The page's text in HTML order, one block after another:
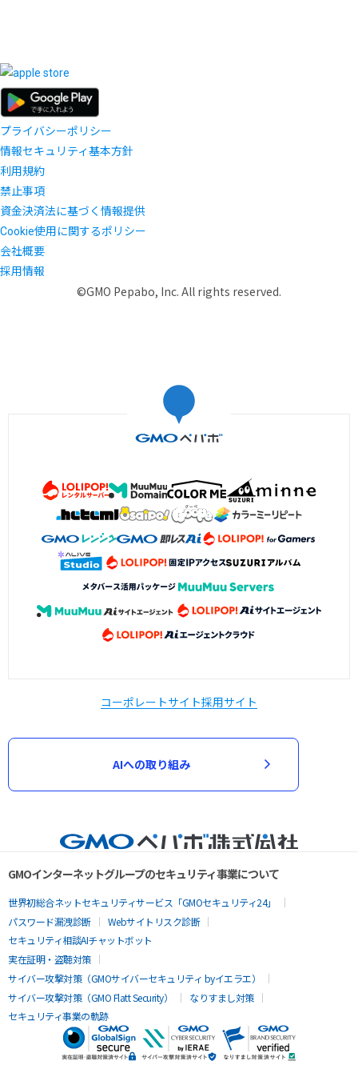
プライバシーポリシー
情報セキュリティ基本方針
利用規約
禁止事項
資金決済法に基づく情報提供
Cookie使用に関するポリシー
会社概要
採用情報
©GMO Pepabo, Inc. All rights reserved.
コーポレートサイト採用サイト
AIへの取り組み
GMOインターネットグループのセキュリティ事業について
世界初総合ネットセキュリティサービス「GMOセキュリティ24」
パスワード漏洩診断
Webサイトリスク診断
セキュリティ相談AIチャットボット
実在証明・盗聴対策
サイバー攻撃対策（GMOサイバーセキュリティ byイエラエ）
サイバー攻撃対策（GMO Flatt Security）
なりすまし対策
セキュリティ事業の軌跡